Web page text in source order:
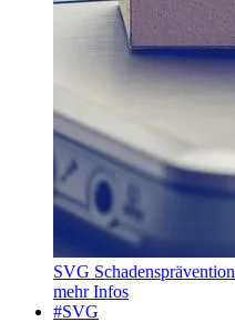
SVG Schadensprävention
mehr Infos
#SVG